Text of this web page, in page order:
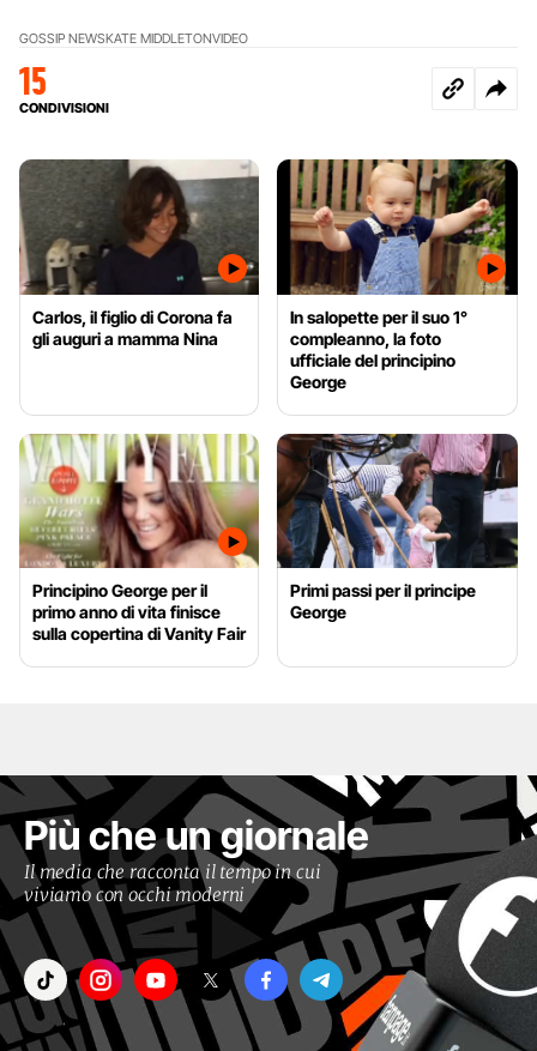
GOSSIP NEWSKATE MIDDLETONVIDEO
15
CONDIVISIONI
Carlos, il figlio di Corona fa
gli auguri a mamma Nina
In salopette per il suo 1°
compleanno, la foto
ufficiale del principino
George
Principino George per il
primo anno di vita finisce
sulla copertina di Vanity Fair
Primi passi per il principe
George
Più che un giornale
Il media che racconta il tempo in cui
viviamo con occhi moderni